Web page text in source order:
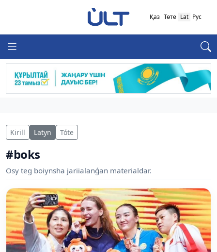
Қаз Төте Lat Рус
Kirill Latyn Tóte
#boks
Osy teg boiynsha jariialanǵan materialdar.